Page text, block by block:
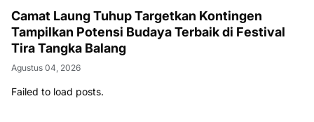
Camat Laung Tuhup Targetkan Kontingen
Tampilkan Potensi Budaya Terbaik di Festival
Tira Tangka Balang
Agustus 04, 2026
Failed to load posts.